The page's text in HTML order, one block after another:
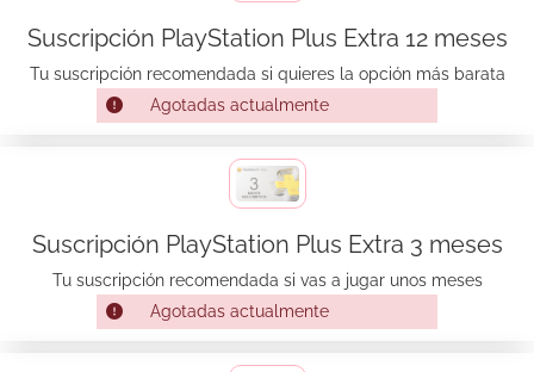
Suscripción PlayStation Plus Extra 12 meses
Tu suscripción recomendada si quieres la opción más barata
Agotadas actualmente
Suscripción PlayStation Plus Extra 3 meses
Tu suscripción recomendada si vas a jugar unos meses
Agotadas actualmente